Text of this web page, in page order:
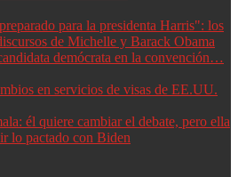
para la presidenta Harris": los
de Michelle y Barack Obama
demócrata en la convención…
en servicios de visas de EE.UU.
él quiere cambiar el debate, pero ella
lo pactado con Biden